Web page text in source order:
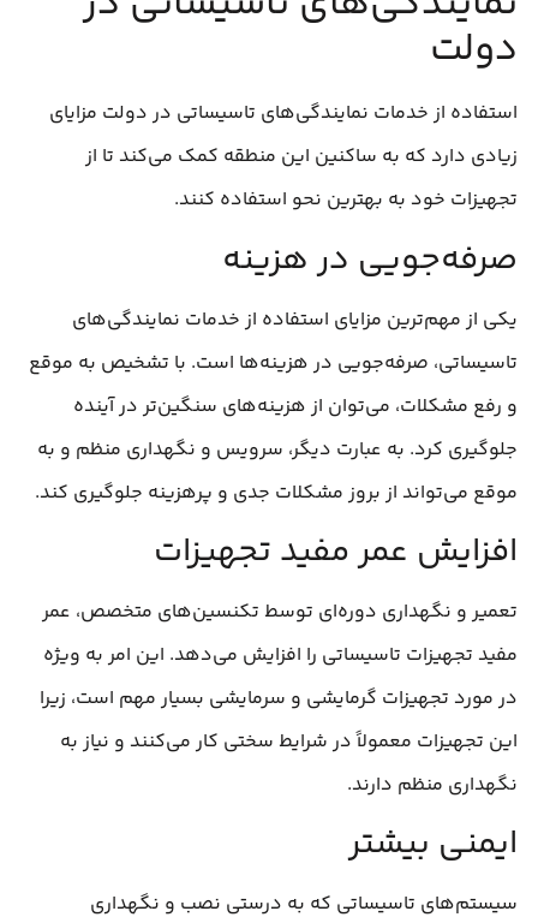
دولت
استفاده از خدمات نمایندگی‌های تاسیساتی در دولت مزایای
زیادی دارد که به ساکنین این منطقه کمک می‌کند تا از
تجهیزات خود به بهترین نحو استفاده کنند.
صرفه‌جویی در هزینه
یکی از مهم‌ترین مزایای استفاده از خدمات نمایندگی‌های
تاسیساتی، صرفه‌جویی در هزینه‌ها است. با تشخیص به موقع
و رفع مشکلات، می‌توان از هزینه‌های سنگین‌تر در آینده
جلوگیری کرد. به عبارت دیگر، سرویس و نگهداری منظم و به
موقع می‌تواند از بروز مشکلات جدی و پرهزینه جلوگیری کند.
افزایش عمر مفید تجهیزات
تعمیر و نگهداری دوره‌ای توسط تکنسین‌های متخصص، عمر
مفید تجهیزات تاسیساتی را افزایش می‌دهد. این امر به ویژه
در مورد تجهیزات گرمایشی و سرمایشی بسیار مهم است، زیرا
این تجهیزات معمولاً در شرایط سختی کار می‌کنند و نیاز به
نگهداری منظم دارند.
ایمنی بیشتر
سیستم‌های تاسیساتی که به درستی نصب و نگهداری